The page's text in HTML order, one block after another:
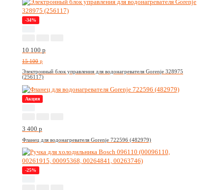
-34%
10 100 p
15 100 p
Электронный блок управления для водонагревателя Gorenje 328975
(256117)
Акция
3 400 p
Фланец для водонагревателя Gorenje 722596 (482979)
-25%